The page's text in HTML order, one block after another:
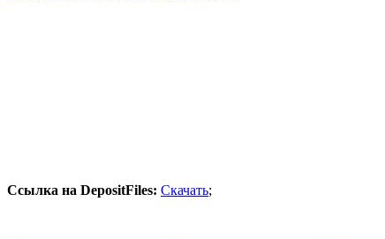
Ссылка на DepositFiles: Скачать;